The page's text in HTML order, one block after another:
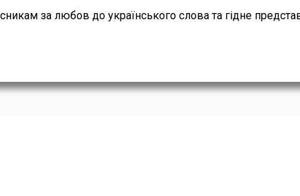
за любов до українського слова та гідне